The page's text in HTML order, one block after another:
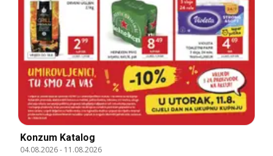
Konzum Katalog
04.08.2026- 11.08.2026